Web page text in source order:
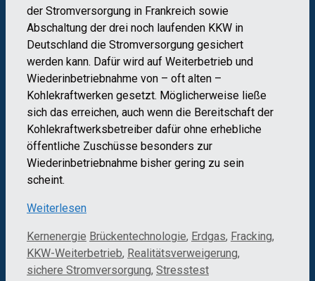
der Stromversorgung in Frankreich sowie
Abschaltung der drei noch laufenden KKW in
Deutschland die Stromversorgung gesichert
werden kann. Dafür wird auf Weiterbetrieb und
Wiederinbetriebnahme von – oft alten –
Kohlekraftwerken gesetzt. Möglicherweise ließe
sich das erreichen, auch wenn die Bereitschaft der
Kohlekraftwerksbetreiber dafür ohne erhebliche
öffentliche Zuschüsse besonders zur
Wiederinbetriebnahme bisher gering zu sein
scheint.
Weiterlesen
Kategorien
Kernenergie Schlagwörter
Brückentechnologie, Erdgas, Fracking,
KKW-Weiterbetrieb, Realitätsverweigerung,
sichere Stromversorgung, Stresstest